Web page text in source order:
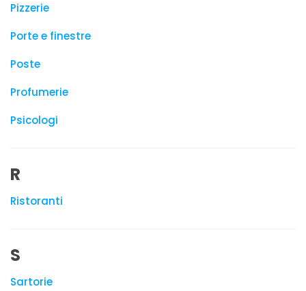
Pizzerie
Porte e finestre
Poste
Profumerie
Psicologi
R
Ristoranti
S
Sartorie